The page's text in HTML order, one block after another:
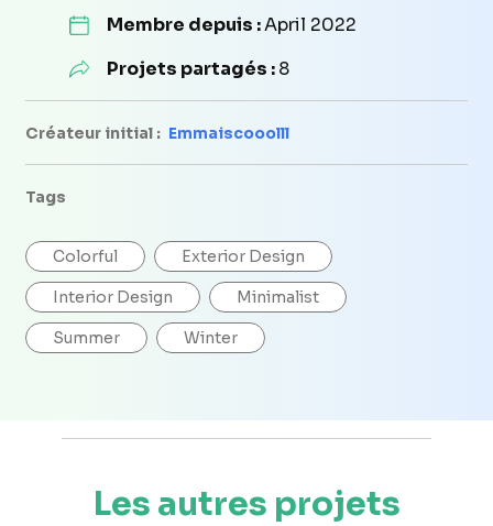
Membre depuis :April 2022
Projets partagés :8
Créateur initial : Emmaiscooolll
Tags
Colorful Exterior Design
Interior Design Minimalist
Summer Winter
Les autres projets